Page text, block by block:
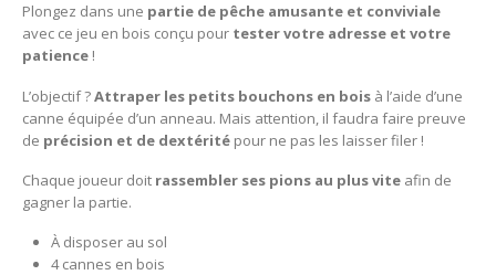
Plongez dans une partie de pêche amusante et conviviale
avec ce jeu en bois conçu pour tester votre adresse et votre
patience !
L’objectif ?Attraper les petits bouchons en bois à l’aide d’une
canne équipée d’un anneau. Mais attention, il faudra faire preuve
de précision et de dextérité pour ne pas les laisser filer !
Chaque joueur doit rassembler ses pions au plus vite afin de
gagner la partie.
À disposer au sol
4 cannes en bois